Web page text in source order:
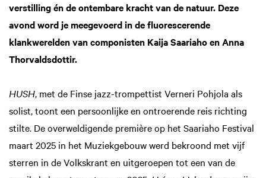
verstilling én de ontembare kracht van de natuur. Deze
avond word je meegevoerd in de fluorescerende
klankwerelden van componisten Kaija Saariaho en Anna
Thorvaldsdottir.
HUSH, met de Finse jazz-trompettist Verneri Pohjola als
solist, toont een persoonlijke en ontroerende reis richting
stilte. De overweldigende première op het Saariaho Festival
maart 2025 in het Muziekgebouw werd bekroond met vijf
sterren in de Volkskrant en uitgeroepen tot een van de